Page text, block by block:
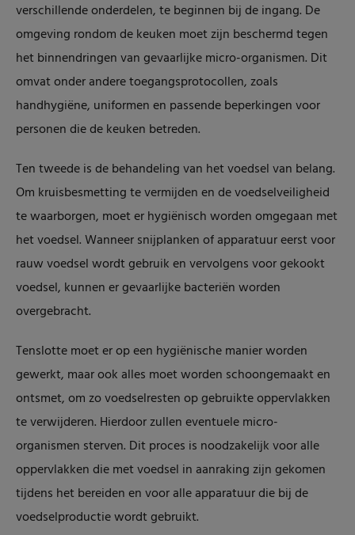
verschillende onderdelen, te beginnen bij de ingang. De
omgeving rondom de keuken moet zijn beschermd tegen
het binnendringen van gevaarlijke micro-organismen. Dit
omvat onder andere toegangsprotocollen, zoals
handhygiëne, uniformen en passende beperkingen voor
personen die de keuken betreden.
Ten tweede is de behandeling van het voedsel van belang.
Om kruisbesmetting te vermijden en de voedselveiligheid
te waarborgen, moet er hygiënisch worden omgegaan met
het voedsel. Wanneer snijplanken of apparatuur eerst voor
rauw voedsel wordt gebruik en vervolgens voor gekookt
voedsel, kunnen er gevaarlijke bacteriën worden
overgebracht.
Tenslotte moet er op een hygiënische manier worden
gewerkt, maar ook alles moet worden schoongemaakt en
ontsmet, om zo voedselresten op gebruikte oppervlakken
te verwijderen. Hierdoor zullen eventuele micro-
organismen sterven. Dit proces is noodzakelijk voor alle
oppervlakken die met voedsel in aanraking zijn gekomen
tijdens het bereiden en voor alle apparatuur die bij de
voedselproductie wordt gebruikt.